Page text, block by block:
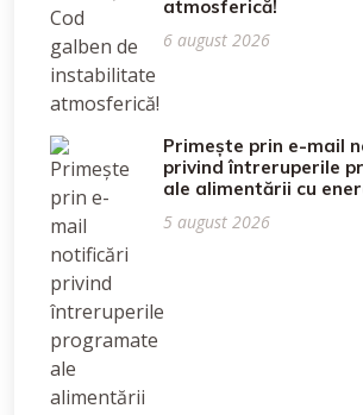
atmosferică!
6 august 2026
Primește prin e-mail
privind întreruperile
ale alimentării cu
5 august 2026